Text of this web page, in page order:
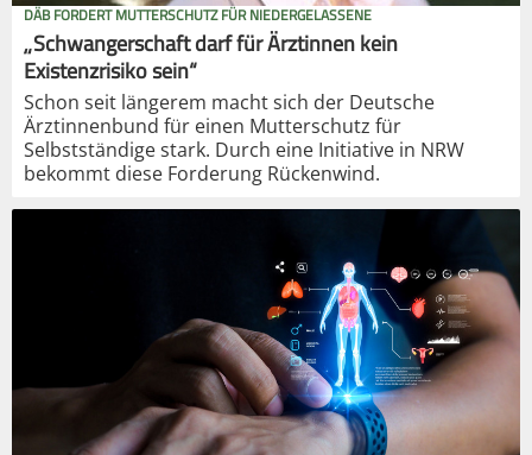
DÄB FORDERT MUTTERSCHUTZ FÜR NIEDERGELASSENE
„Schwangerschaft darf für Ärztinnen kein
Existenzrisiko sein“
Schon seit längerem macht sich der Deutsche
Ärztinnenbund für einen Mutterschutz für
Selbstständige stark. Durch eine Initiative in NRW
bekommt diese Forderung Rückenwind.